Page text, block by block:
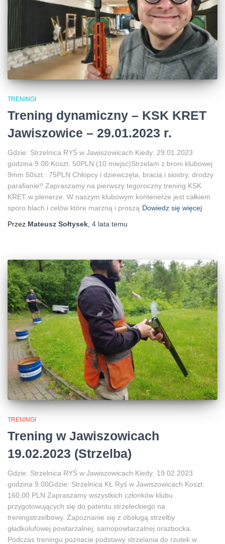
TRENINGI
Trening dynamiczny – KSK KRET
Jawiszowice – 29.01.2023 r.
Gdzie: Strzelnica RYŚ w Jawiszowicach Kiedy: 29.01.2023
godzina 9.00 Koszt: 50PLN (10 miejsc)Strzelam z broni klubowej
9mm 50szt.: 75PLN Chłopcy i dziewczęta, bracia i siostry, drodzy
parafianie!! Zapraszamy na pierwszy tegoroczny trening KSK
KRET w plenerze. W naszym klubowym kontenerze jest całkiem
sporo blach i celów które marzną i proszą Dowiedz się więcej
Przez Mateusz Sołtysek, 4 lata temu
TRENINGI
Trening w Jawiszowicach
19.02.2023 (Strzelba)
Gdzie: Strzelnica RYŚ w Jawiszowicach Kiedy: 19.02.2023
godzina 9.00Gdzie: Strzelnica KŁ Ryś w Jawiszowicach Koszt:
160,00 PLN Zapraszamy wszystkich członków klubu
przygotowujących się do patentu strzeleckiego na
treningstrzelbowy. Zapoznanie się z obsługą strzelby
gładkolufowej powtarzalnej, samopowtarzalnej orazbocka.
Podczas treningu poznacie podstawy strzelania do rzutek w